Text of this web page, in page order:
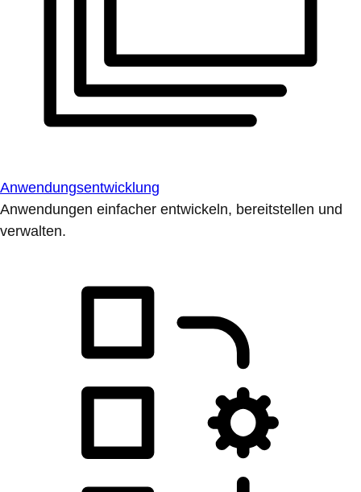
Anwendungsentwicklung
Anwendungen einfacher entwickeln, bereitstellen und
verwalten.